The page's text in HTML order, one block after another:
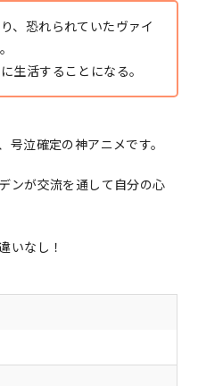
、恐れられていたヴァイ
生活することになる。
号泣確定の神アニメです。
ンが交流を通して自分の心
いなし！